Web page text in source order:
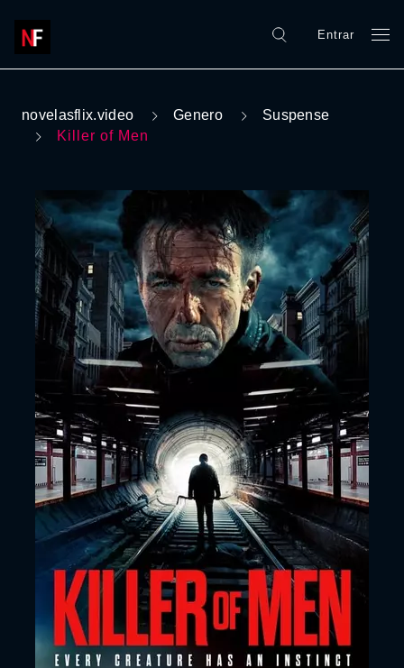
Entrar
novelasflix.video Genero
Suspense
Killer of Men